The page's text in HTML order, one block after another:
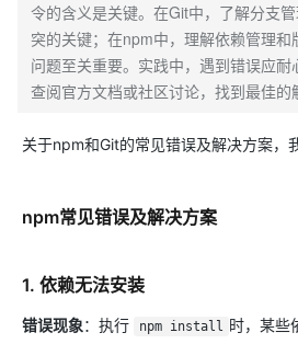
令的含义是关键。在Git中，了解分支
突的关键；在npm中，理解依赖管理和
问题至关重要。实践中，遇到错误应
查阅官方文档或社区讨论，找到最佳的
关于npm和Git的常见错误及解决方案，
npm常见错误及解决方案
1. 依赖无法安装
错误现象：执行 npm install 时，某些